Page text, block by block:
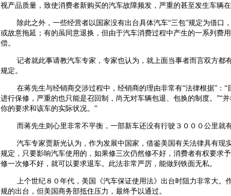
视产品质量，致使消费者新购买的汽车故障频发，严重的甚至发生车辆
除此之外，一些经营者以国家没有出台具体汽车“三包”规定为借口
或故意拖延；有的虽同意退换，但由于汽车消费过程中产生的一系列费
偿。
记者就此事请教汽车专家，专家也认为，就上面当事者而言双方都
规定。
在蒋先生与经销商交涉过程中，经销商的理由非常有“法律根据”：“
进行保修，严重的也只能是召回制，尚无对车辆包退、包换的制度。”“
你的要求和该车的实际状况。”
而蒋先生则心里非常不平衡，一部新车还没有行驶３０００公里就有
汽车专家贾新光认为，作为发展中国家，借鉴美国有关法律具有现实
规定，只要影响汽车使用的，如果修三次仍然修不好，消费者有权要求
修一次修不好，就可以要求退车。此法非常严厉，能做到铁面无私。
上个世纪８０年代，美国《汽车保证使用法》出台时阻力非常大。
规的出台，但美国商务部抵住压力，最终予以通过。